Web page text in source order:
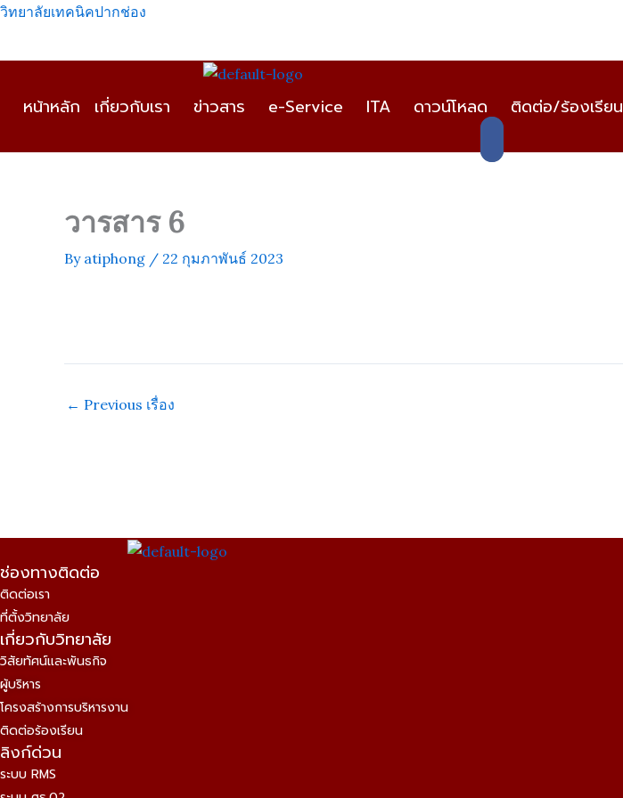
Skip
content
วิทยาลัยเทคนิคปากช่อง
หน้าหลัก เกี่ยวกับเรา ข่าวสาร e-Service ITA ดาวน์โหลด ติดต่อ/ร้องเรียน
วารสาร 6
By atiphong / 22 กุมภาพันธ์ 2023
← Previous เรื่อง
ช่องทางติดต่อ
ติดต่อเรา
ที่ตั้งวิทยาลัย
เกี่ยวกับวิทยาลัย
วิสัยทัศน์และพันธกิจ
ผู้บริหาร
โครงสร้างการบริหารงาน
ติดต่อร้องเรียน
ลิงก์ด่วน
ระบบ RMS